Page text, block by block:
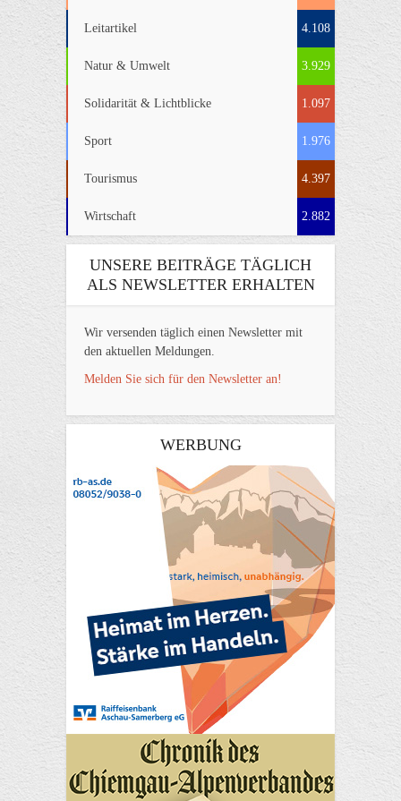
Leitartikel 4.108
Natur & Umwelt 3.929
Solidarität & Lichtblicke 1.097
Sport 1.976
Tourismus 4.397
Wirtschaft 2.882
UNSERE BEITRÄGE TÄGLICH
ALS NEWSLETTER ERHALTEN
Wir versenden täglich einen Newsletter mit
den aktuellen Meldungen.
Melden Sie sich für den Newsletter an!
WERBUNG